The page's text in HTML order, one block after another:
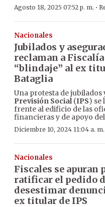
Agosto 18, 2025 07:52 p. m. ·
Nacionales
Jubilados y
reclaman a
“blindaje” al ex
Bataglia
Una protesta de jubilados
Previsión Social(IPS) se
frente al edificio de las
financieras y de apoyo
Diciembre 10, 2024 11:04 a. m.
Nacionales
Fiscales se apuran
ratificar el pedido
desestimar
ex titular de IPS